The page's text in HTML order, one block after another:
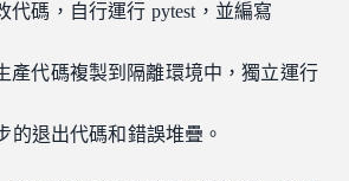
代碼，自行運行 pytest，並編寫
產代碼複製到隔離環境中，獨立運行
的退出代碼和錯誤堆疊。